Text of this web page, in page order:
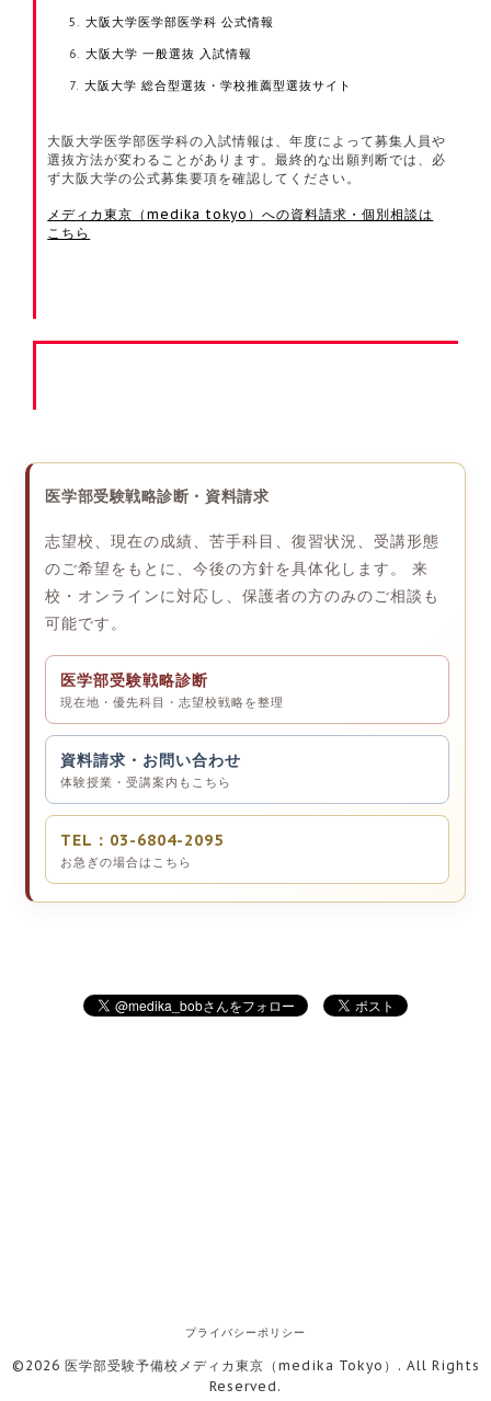
大阪大学医学部医学科 公式情報
大阪大学 一般選抜 入試情報
大阪大学 総合型選抜・学校推薦型選抜サイト
大阪大学医学部医学科の入試情報は、年度によって募集人員や
選抜方法が変わることがあります。最終的な出願判断では、必
ず大阪大学の公式募集要項を確認してください。
メディカ東京（medika tokyo）への資料請求・個別相談は
こちら
医学部受験戦略診断・資料請求
志望校、現在の成績、苦手科目、復習状況、受講形態
のご希望をもとに、今後の方針を具体化します。 来
校・オンラインに対応し、保護者の方のみのご相談も
可能です。
医学部受験戦略診断
現在地・優先科目・志望校戦略を整理
資料請求・お問い合わせ
体験授業・受講案内もこちら
TEL：03-6804-2095
お急ぎの場合はこちら
プライバシーポリシー
©2026 医学部受験予備校メディカ東京（medika Tokyo） . All Rights
Reserved.